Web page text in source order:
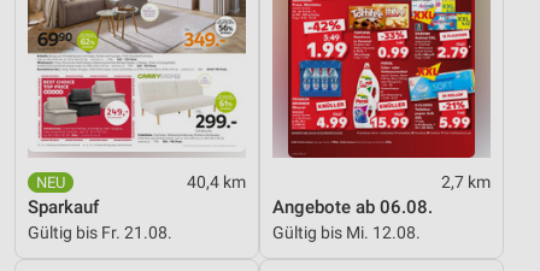
40,4 km
Sparkauf
Gültig bis Fr. 21.08.
2,7 km
Angebote ab 06.08.
Gültig bis Mi. 12.08.